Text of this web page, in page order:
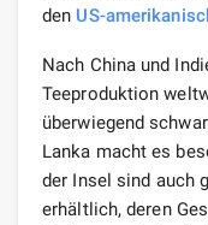
den US-
Nach China und
Teeproduktion
überwiegend
Lanka macht es
der Insel sind auch
erhältlich, deren